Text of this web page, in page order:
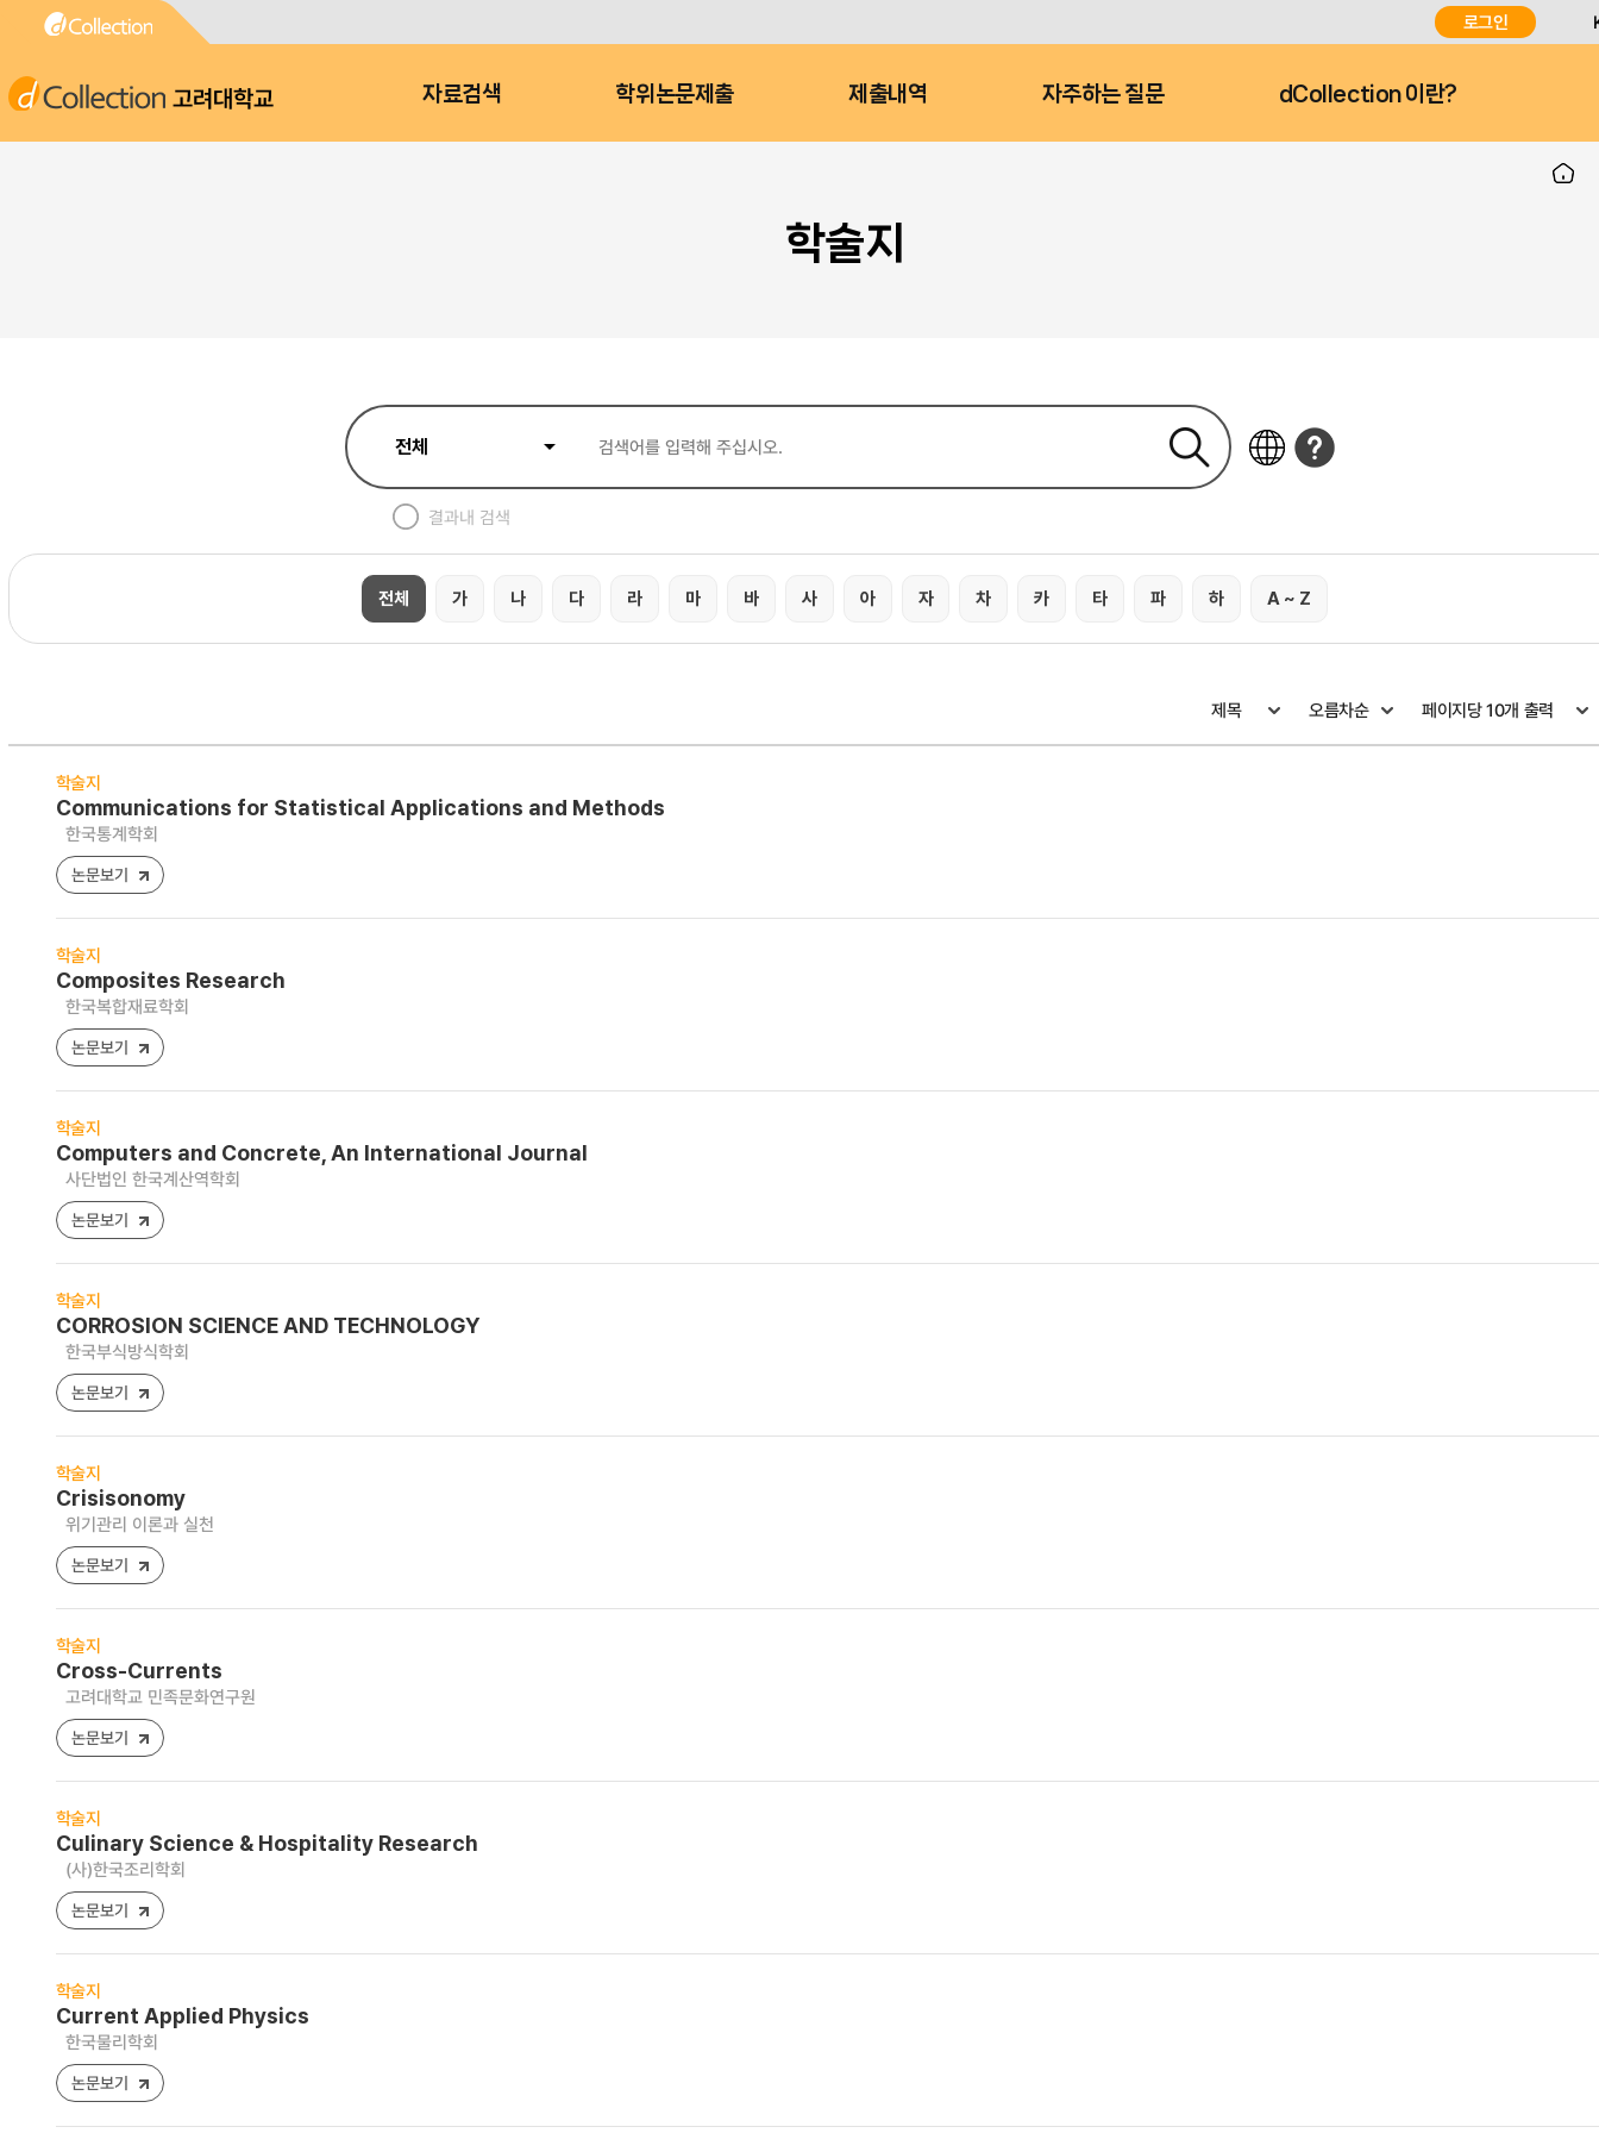
로그인
고려대학교 자료검색 학위논문제출 제출내역 자주하는 질문 dCollection 이란?
학술지
결과내 검색
전체 가 나 다 라 마 바 사 아 자 차 카 타 파 하 A ~ Z
학술지
Communications for Statistical Applications and Methods
한국통계학회
논문보기
학술지
Composites Research
한국복합재료학회
논문보기
학술지
Computers and Concrete, An International Journal
사단법인 한국계산역학회
논문보기
학술지
CORROSION SCIENCE AND TECHNOLOGY
한국부식방식학회
논문보기
학술지
Crisisonomy
위기관리 이론과 실천
논문보기
학술지
Cross-Currents
고려대학교 민족문화연구원
논문보기
학술지
Culinary Science & Hospitality Research
(사)한국조리학회
논문보기
학술지
Current Applied Physics
한국물리학회
논문보기